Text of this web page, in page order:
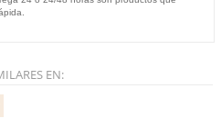
EN: